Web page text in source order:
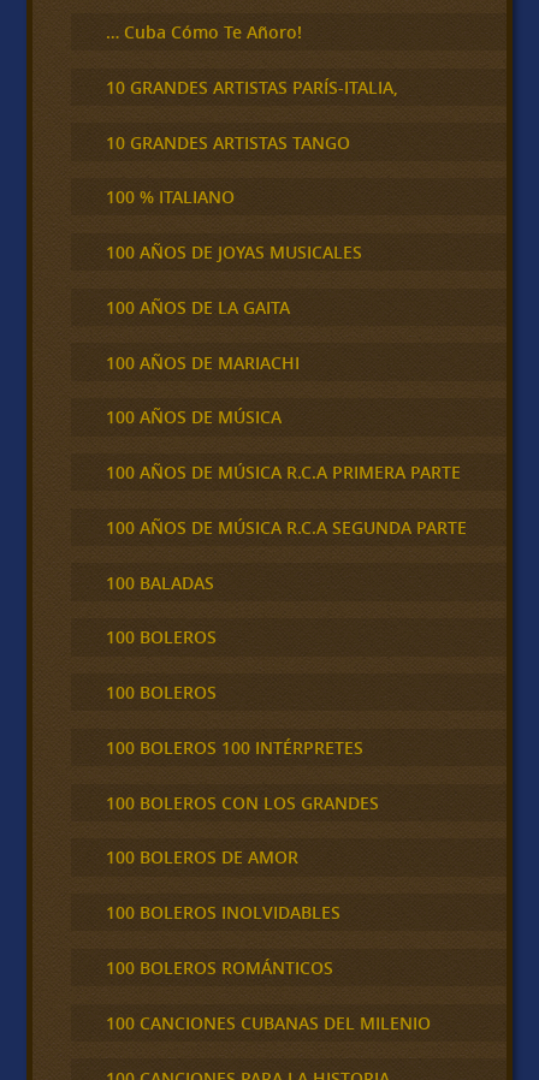
… Cuba Cómo Te Añoro!
10 GRANDES ARTISTAS PARÍS-ITALIA,
10 GRANDES ARTISTAS TANGO
100 % ITALIANO
100 AÑOS DE JOYAS MUSICALES
100 AÑOS DE LA GAITA
100 AÑOS DE MARIACHI
100 AÑOS DE MÚSICA
100 AÑOS DE MÚSICA R.C.A PRIMERA PARTE
100 AÑOS DE MÚSICA R.C.A SEGUNDA PARTE
100 BALADAS
100 BOLEROS
100 BOLEROS
100 BOLEROS 100 INTÉRPRETES
100 BOLEROS CON LOS GRANDES
100 BOLEROS DE AMOR
100 BOLEROS INOLVIDABLES
100 BOLEROS ROMÁNTICOS
100 CANCIONES CUBANAS DEL MILENIO